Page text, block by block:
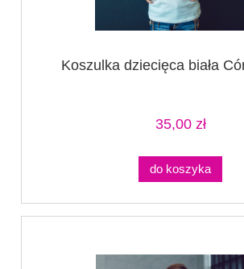
Koszulka dziecięca biała
35,00 zł
do koszyka